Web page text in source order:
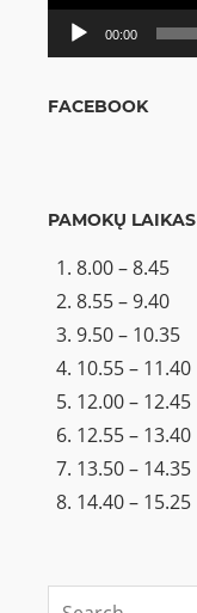
00:00
FACEBOOK
PAMOKŲ LAIKAS
8.00 – 8.45
8.55 – 9.40
9.50 – 10.35
10.55 – 11.40
12.00 – 12.45
12.55 – 13.40
13.50 – 14.35
14.40 – 15.25